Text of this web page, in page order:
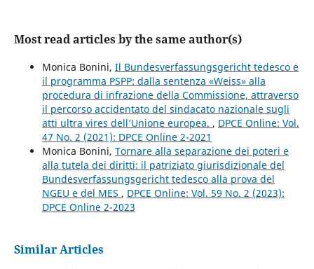
Most read articles by the same author(s)
Monica Bonini, Il Bundesverfassungsgericht tedesco e
il programma PSPP: dalla sentenza «Weiss» alla
procedura di infrazione della Commissione, attraverso
il percorso accidentato del sindacato nazionale sugli
atti ultra vires dell’Unione europea. , DPCE Online: Vol.
47 No. 2 (2021): DPCE Online 2-2021
Monica Bonini, Tornare alla separazione dei poteri e
alla tutela dei diritti: il patriziato giurisdizionale del
Bundesverfassungsgericht tedesco alla prova del
NGEU e del MES , DPCE Online: Vol. 59 No. 2 (2023):
DPCE Online 2-2023
Similar Articles